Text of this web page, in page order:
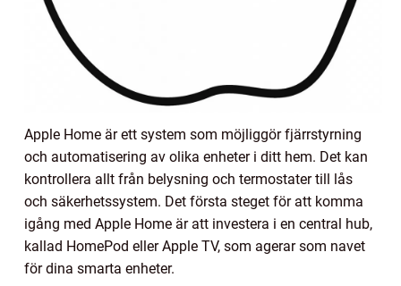
Apple Home är ett system som möjliggör fjärrstyrning
och automatisering av olika enheter i ditt hem. Det kan
kontrollera allt från belysning och termostater till lås
och säkerhetssystem. Det första steget för att komma
igång med Apple Home är att investera i en central hub,
kallad HomePod eller Apple TV, som agerar som navet
för dina smarta enheter.